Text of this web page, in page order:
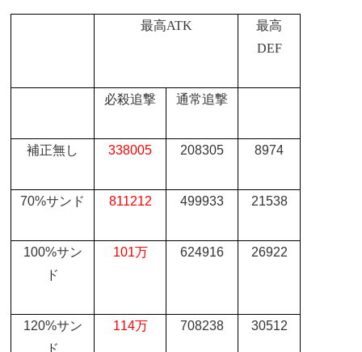
最高ATK
最高
DEF
必殺追撃 通常追撃
補正無し 338005 208305 8974
70%サンド 811212 499933 21538
100%サン
ド
101万 624916 26922
120%サン
ド
114万 708238 30512